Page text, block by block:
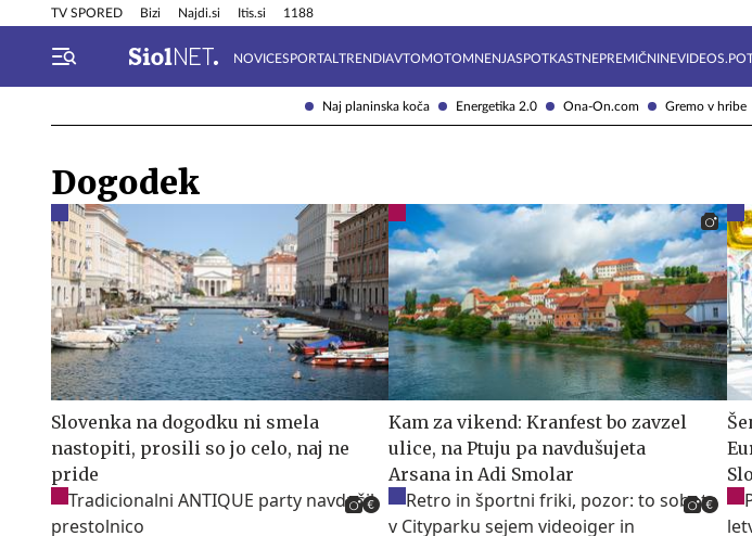
Naj planinska koča Energetika 2.0 Ona-On.com Gremo v hribe
TV SPORED Bizi Najdi.si Itis.si 1188
NOVICESPORTAL TRENDIAVTOMOTOMNENJASPOTKASTNEPREMIČNINE
Info in obvestila Tehnik
Dogodek
Slovenka na dogodku ni smela
nastopiti, prosili so jo celo, naj ne
pride
Kam za vikend: Kranfest bo zavzel
ulice, na Ptuju pa navdušujeta
Arsana in Adi Smolar